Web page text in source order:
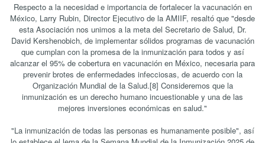
Respecto a la necesidad e importancia de fortalecer la vacunación en
México, Larry Rubin, Director Ejecutivo de la AMIIF, resaltó que "desde
esta Asociación nos unimos a la meta del Secretario de Salud, Dr.
David Kershenobich, de implementar sólidos programas de vacunación
que cumplan con la promesa de la inmunización para todos y así
alcanzar el 95% de cobertura en vacunación en México, necesaria para
prevenir brotes de enfermedades infecciosas, de acuerdo con la
Organización Mundial de la Salud.[8] Consideremos que la
inmunización es un derecho humano incuestionable y una de las
mejores inversiones económicas en salud."
"La inmunización de todas las personas es humanamente posible", así